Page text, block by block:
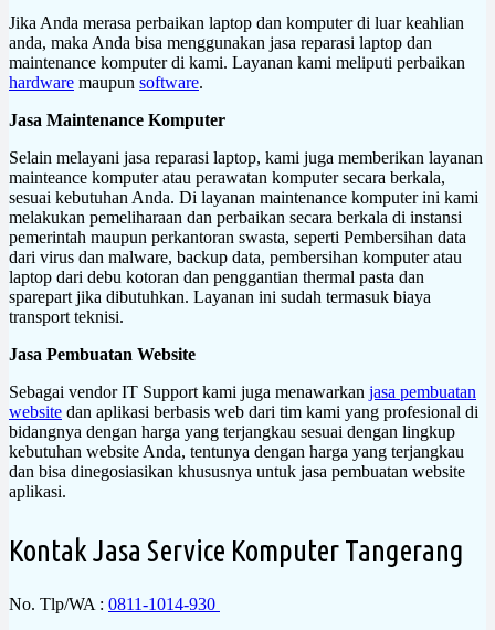
Jika Anda merasa perbaikan laptop dan komputer di luar keahlian
anda, maka Anda bisa menggunakan jasa reparasi laptop dan
maintenance komputer di kami. Layanan kami meliputi perbaikan
hardware maupun software.
Jasa Maintenance Komputer
Selain melayani jasa reparasi laptop, kami juga memberikan layanan
mainteance komputer atau perawatan komputer secara berkala,
sesuai kebutuhan Anda. Di layanan maintenance komputer ini kami
melakukan pemeliharaan dan perbaikan secara berkala di instansi
pemerintah maupun perkantoran swasta, seperti Pembersihan data
dari virus dan malware, backup data, pembersihan komputer atau
laptop dari debu kotoran dan penggantian thermal pasta dan
sparepart jika dibutuhkan. Layanan ini sudah termasuk biaya
transport teknisi.
Jasa Pembuatan Website
Sebagai vendor IT Support kami juga menawarkan jasa pembuatan
website dan aplikasi berbasis web dari tim kami yang profesional di
bidangnya dengan harga yang terjangkau sesuai dengan lingkup
kebutuhan website Anda, tentunya dengan harga yang terjangkau
dan bisa dinegosiasikan khususnya untuk jasa pembuatan website
aplikasi.
Kontak Jasa Service Komputer Tangerang
No. Tlp/WA : 0811-1014-930